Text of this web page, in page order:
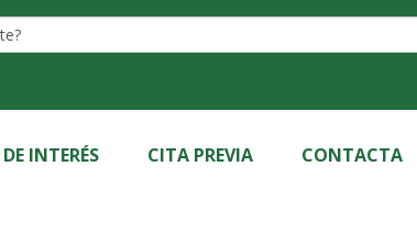
DE INTERÉS CITA PREVIA CONTACTA